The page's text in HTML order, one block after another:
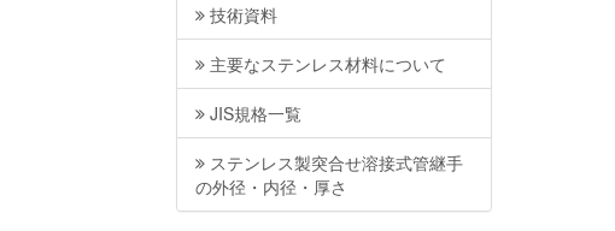
技術資料
主要なステンレス材料について
JIS規格一覧
ステンレス製突合せ溶接式管継手
の外径・内径・厚さ